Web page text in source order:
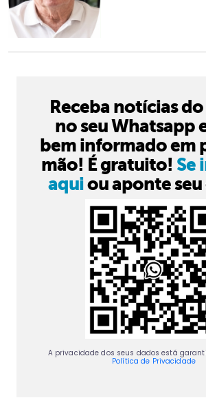
Receba notícias do
no seu Whatsapp
bem informado em
mão! É gratuito! Se
aquiou aponte seu
A privacidade dos seus dados está
Política de Privacidade